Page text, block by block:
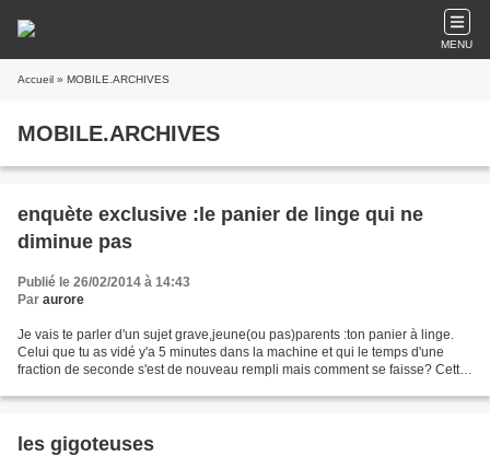
MENU
Accueil » MOBILE.ARCHIVES
MOBILE.ARCHIVES
enquète exclusive :le panier de linge qui ne
diminue pas
Publié le 26/02/2014 à 14:43
Par aurore
Je vais te parler d'un sujet grave,jeune(ou pas)parents :ton panier à linge.
Celui que tu as vidé y'a 5 minutes dans la machine et qui le temps d'une
fraction de seconde s'est de nouveau rempli mais comment se faisse? Cette
les gigoteuses